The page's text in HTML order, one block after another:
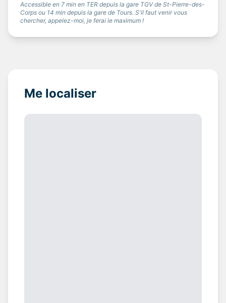
Accessible en 7 min en TER depuis la gare TGV de St-Pierre-des-
Corps ou 14 min depuis la gare de Tours. S'il faut venir vous
chercher, appelez-moi, je ferai le maximum !
Me localiser